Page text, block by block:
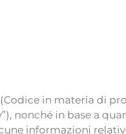
(Codice in materia di
nonché in base a
informazioni